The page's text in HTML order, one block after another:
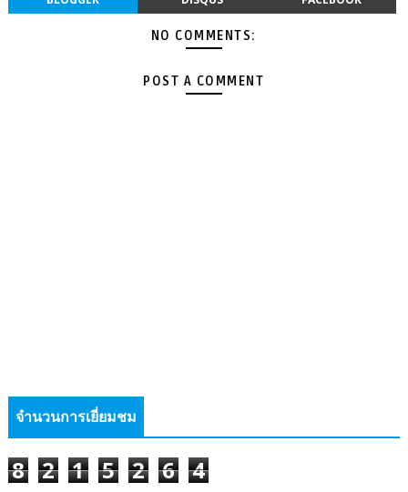
NO COMMENTS:
POST A COMMENT
จำนวนการเยี่ยมชม
8 2 1 5 2 6 4